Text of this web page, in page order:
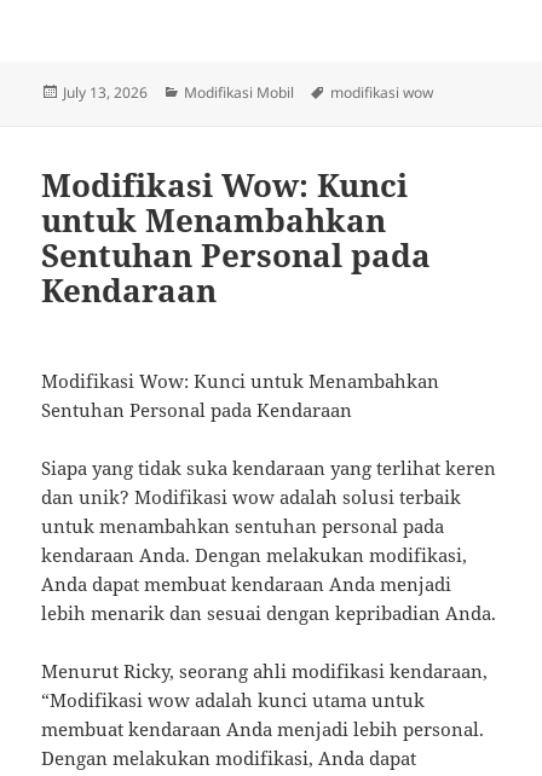
Posted
July 13, 2026 Categories
Modifikasi Mobil Tags
modifikasi wow
Modifikasi Wow: Kunci
untuk Menambahkan
Sentuhan Personal pada
Kendaraan
Modifikasi Wow: Kunci untuk Menambahkan
Sentuhan Personal pada Kendaraan
Siapa yang tidak suka kendaraan yang terlihat keren
dan unik? Modifikasi wow adalah solusi terbaik
untuk menambahkan sentuhan personal pada
kendaraan Anda. Dengan melakukan modifikasi,
Anda dapat membuat kendaraan Anda menjadi
lebih menarik dan sesuai dengan kepribadian Anda.
Menurut Ricky, seorang ahli modifikasi kendaraan,
“Modifikasi wow adalah kunci utama untuk
membuat kendaraan Anda menjadi lebih personal.
Dengan melakukan modifikasi, Anda dapat